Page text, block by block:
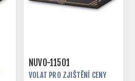
NUVO-11501
VOLAT PRO ZJIŠTĚNÍ CENY